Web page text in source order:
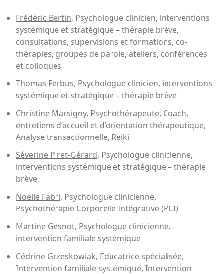
Frédéric Bertin, Psychologue clinicien, interventions
systémique et stratégique – thérapie brève,
consultations, supervisions et formations, co-
thérapies, groupes de parole, ateliers, conférences
et colloques
Thomas Ferbus, Psychologue clinicien, interventions
systémique et stratégique – thérapie brève
Christine Marsigny, Psychothérapeute, Coach,
entretiens d’accueil et d’orientation thérapeutique,
Analyse transactionnelle, Reiki
Séverine Piret-Gérard, Psychologue clinicienne,
interventions systémique et stratégique – thérapie
brève
Noëlle Fabri, Psychologue clinicienne,
Psychothérapie Corporelle Intégrative (PCI)
Martine Gesnot, Psychologue clinicienne,
intervention familiale systémique
Cédrine Grzeskowiak, Educatrice spécialisée,
Intervention familiale systémique, Intervention